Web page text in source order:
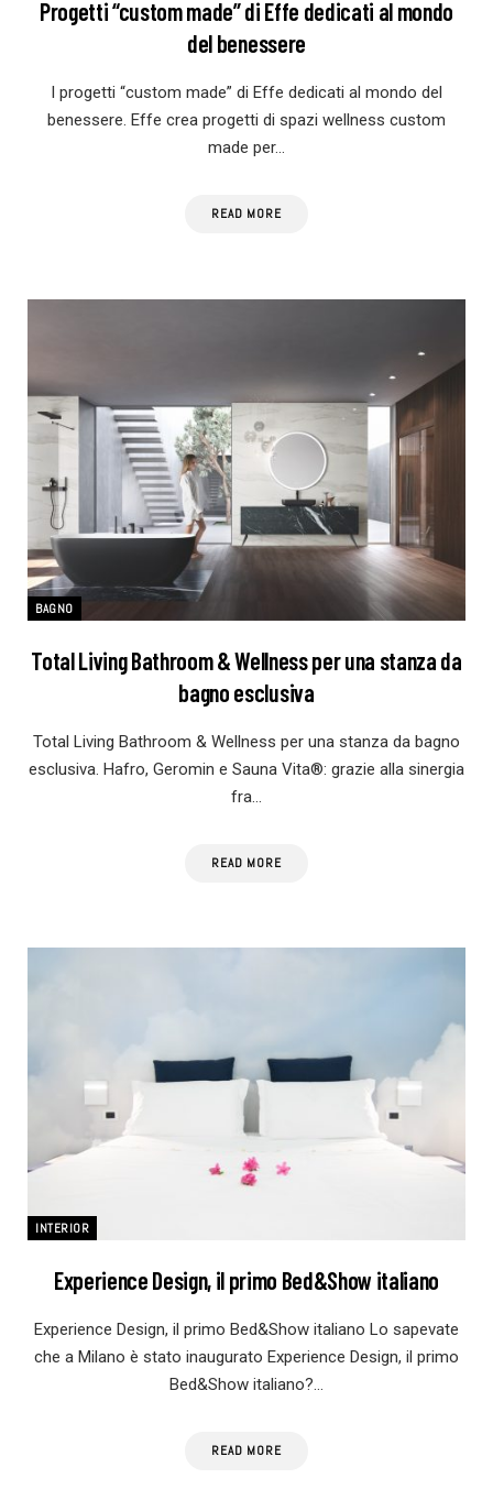
Progetti “custom made” di Effe dedicati al mondo
del benessere
I progetti “custom made” di Effe dedicati al mondo del
benessere. Effe crea progetti di spazi wellness custom
made per…
READ MORE
BAGNO
Total Living Bathroom & Wellness per una stanza da
bagno esclusiva
Total Living Bathroom & Wellness per una stanza da bagno
esclusiva. Hafro, Geromin e Sauna Vita®: grazie alla sinergia
fra…
READ MORE
INTERIOR
Experience Design, il primo Bed&Show italiano
Experience Design, il primo Bed&Show italiano Lo sapevate
che a Milano è stato inaugurato Experience Design, il primo
Bed&Show italiano?…
READ MORE